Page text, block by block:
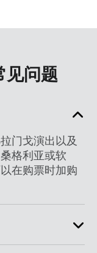
见问题
门戈演出以及
格利亚或软
在购票时加购